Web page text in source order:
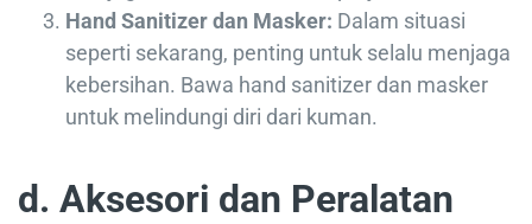
Hand Sanitizer dan Masker: Dalam situasi
seperti sekarang, penting untuk selalu menjaga
kebersihan. Bawa hand sanitizer dan masker
untuk melindungi diri dari kuman.
d. Aksesori dan Peralatan